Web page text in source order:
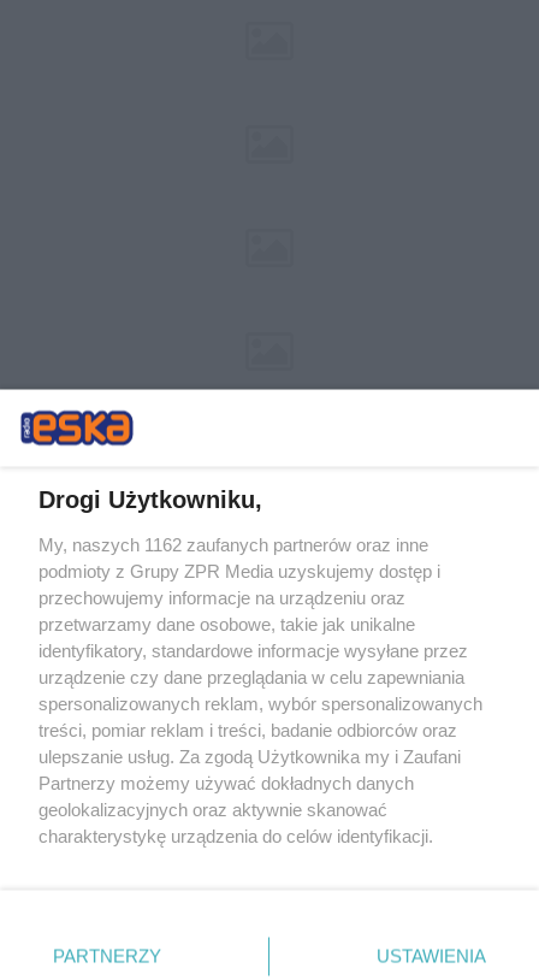
Żaden utwór zamieszczony w serwisie nie może być powielany i
rozpowszechniany lub dalej rozpowszechniany w jakikolwiek sposób (w
tym także elektroniczny lub mechaniczny) na jakimkolwiek polu
eksploatacji w jakiejkolwiek formie, włącznie z umieszczaniem w
Internecie bez pisemnej zgody właściciela praw. Jakiekolwiek użycie lub
wykorzystanie utworów w całości lub w części z naruszeniem prawa,
tzn. bez właściwej zgody, jest zabronione pod groźbą kary i może być
ścigane prawnie.
Drogi Użytkowniku,
My, naszych 1162 zaufanych partnerów oraz inne
podmioty z Grupy ZPR Media uzyskujemy dostęp i
przechowujemy informacje na urządzeniu oraz
przetwarzamy dane osobowe, takie jak unikalne
identyfikatory, standardowe informacje wysyłane przez
urządzenie czy dane przeglądania w celu zapewniania
spersonalizowanych reklam, wybór spersonalizowanych
treści, pomiar reklam i treści, badanie odbiorców oraz
ulepszanie usług. Za zgodą Użytkownika my i Zaufani
Partnerzy możemy używać dokładnych danych
geolokalizacyjnych oraz aktywnie skanować
charakterystykę urządzenia do celów identyfikacji.
zmienić/wycofać klikając przycisk ustawień prywatności
znajdujący się w lewym dolnym rogu strony
PARTNERZY USTAWIENIA